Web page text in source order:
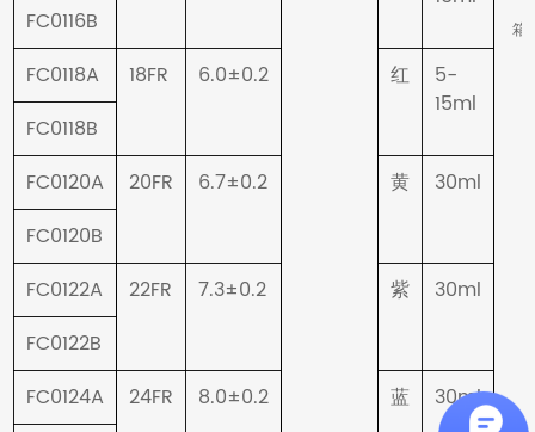
箱
FC0116B
FC0118A
18FR 6.0±0.2 红
5-
15ml
FC0118B
FC0120A
20FR 6.7±0.2 黄
30ml
FC0120B
FC0122A
22FR 7.3±0.2 紫
30ml
FC0122B
FC0124A
24FR 8.0±0.2 蓝
30ml